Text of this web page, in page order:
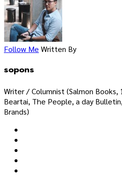
Follow Me Written By
sopons
Writer / Columnist (Salmon
Beartai, The People, a day
Brands)